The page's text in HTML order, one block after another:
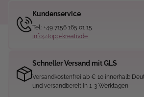
Kundenservice
Tel.: +49 7156 165 01 15
info@topp-kreativ.de
Schneller Versand mit GLS
Versandkostenfrei ab € 10 innerhalb
und versandbereit in 1-3 Werktagen